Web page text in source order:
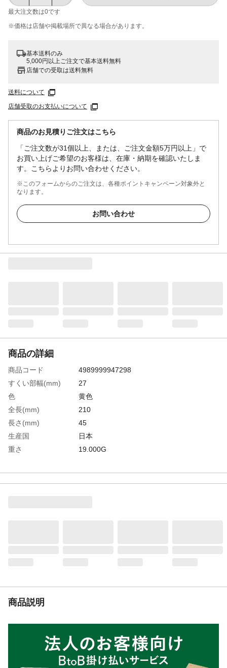
最大注文数は0です
※価格は​店舗や​掲載場所で​異なる​場合が​あります。
基本送料のみ
5,000円以上ご注文で基本送料無料
店舗での受取は送料無料
送料について
店舗受取のお支払いについて
商品のお見積りご注文はこちら
「ご注文数が31個以上、または、ご注文金額5万円以上」で
お買い上げご希望のお客様は、在庫・納期を確認いたしま
す。こちらよりお問い合わせください。
※このフォームからのご注文は、各種ポイントキャンペーン対象外と
なります。
お問い合わせ
商品の詳細
商品コード
4989999947298
すくい部幅(mm)
27
色
黄色
全長(mm)
210
長さ(mm)
45
生産国
日本
重さ
19.000G
材質2
ナイロン６６
商品説明